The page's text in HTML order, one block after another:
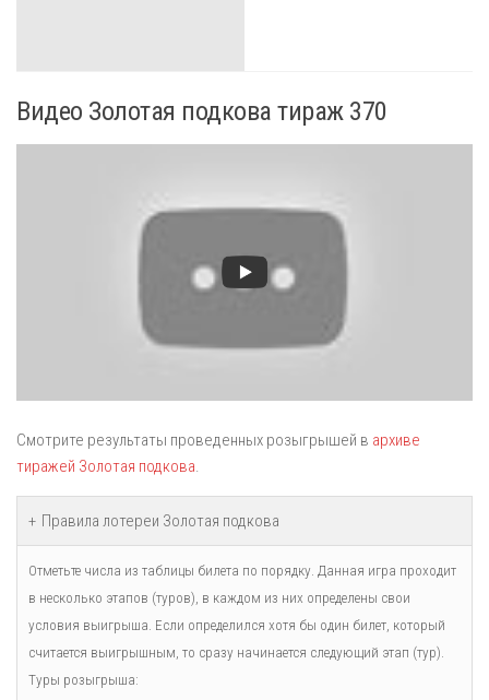
Видео Золотая подкова тираж 370
Смотрите результаты проведенных розыгрышей в архиве
тиражей Золотая подкова.
Правила лотереи Золотая подкова
Отметьте числа из таблицы билета по порядку. Данная игра проходит
в несколько этапов (туров), в каждом из них определены свои
условия выигрыша. Если определился хотя бы один билет, который
считается выигрышным, то сразу начинается следующий этап (тур).
Туры розыгрыша: